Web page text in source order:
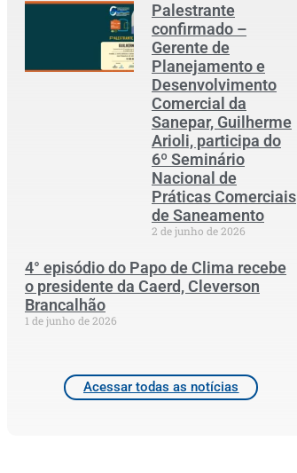
Palestrante
confirmado –
Gerente de
Planejamento e
Desenvolvimento
Comercial da
Sanepar, Guilherme
Arioli, participa do
6º Seminário
Nacional de
Práticas Comerciais
de Saneamento
2 de junho de 2026
4° episódio do Papo de Clima recebe
o presidente da Caerd, Cleverson
Brancalhão
1 de junho de 2026
Acessar todas as notícias